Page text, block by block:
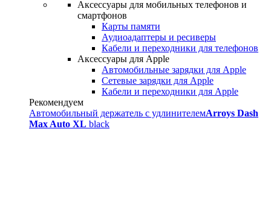
Аксессуары для мобильных телефонов и
смартфонов
Карты памяти
Аудиоадаптеры и ресиверы
Кабели и переходники для телефонов
Аксессуары для Apple
Автомобильные зарядки для Apple
Сетевые зарядки для Apple
Кабели и переходники для Apple
Рекомендуем
Автомобильный держатель с удлинителемArroys Dash
Max Auto XL black